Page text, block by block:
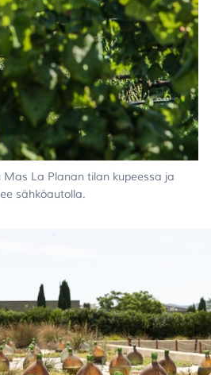
Mas La Planan tilan kupeessa ja
sähköautolla.